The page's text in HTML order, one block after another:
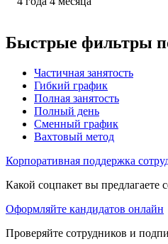
Быстрые фильтры
Частичная занятость
Гибкий график
Полная занятость
Полный день
Сменный график
Вахтовый метод
Корпоративная поддержка
Какой соцпакет вы предлагаете
Оформляйте кандидатов онлайн
Проверяйте сотрудников и